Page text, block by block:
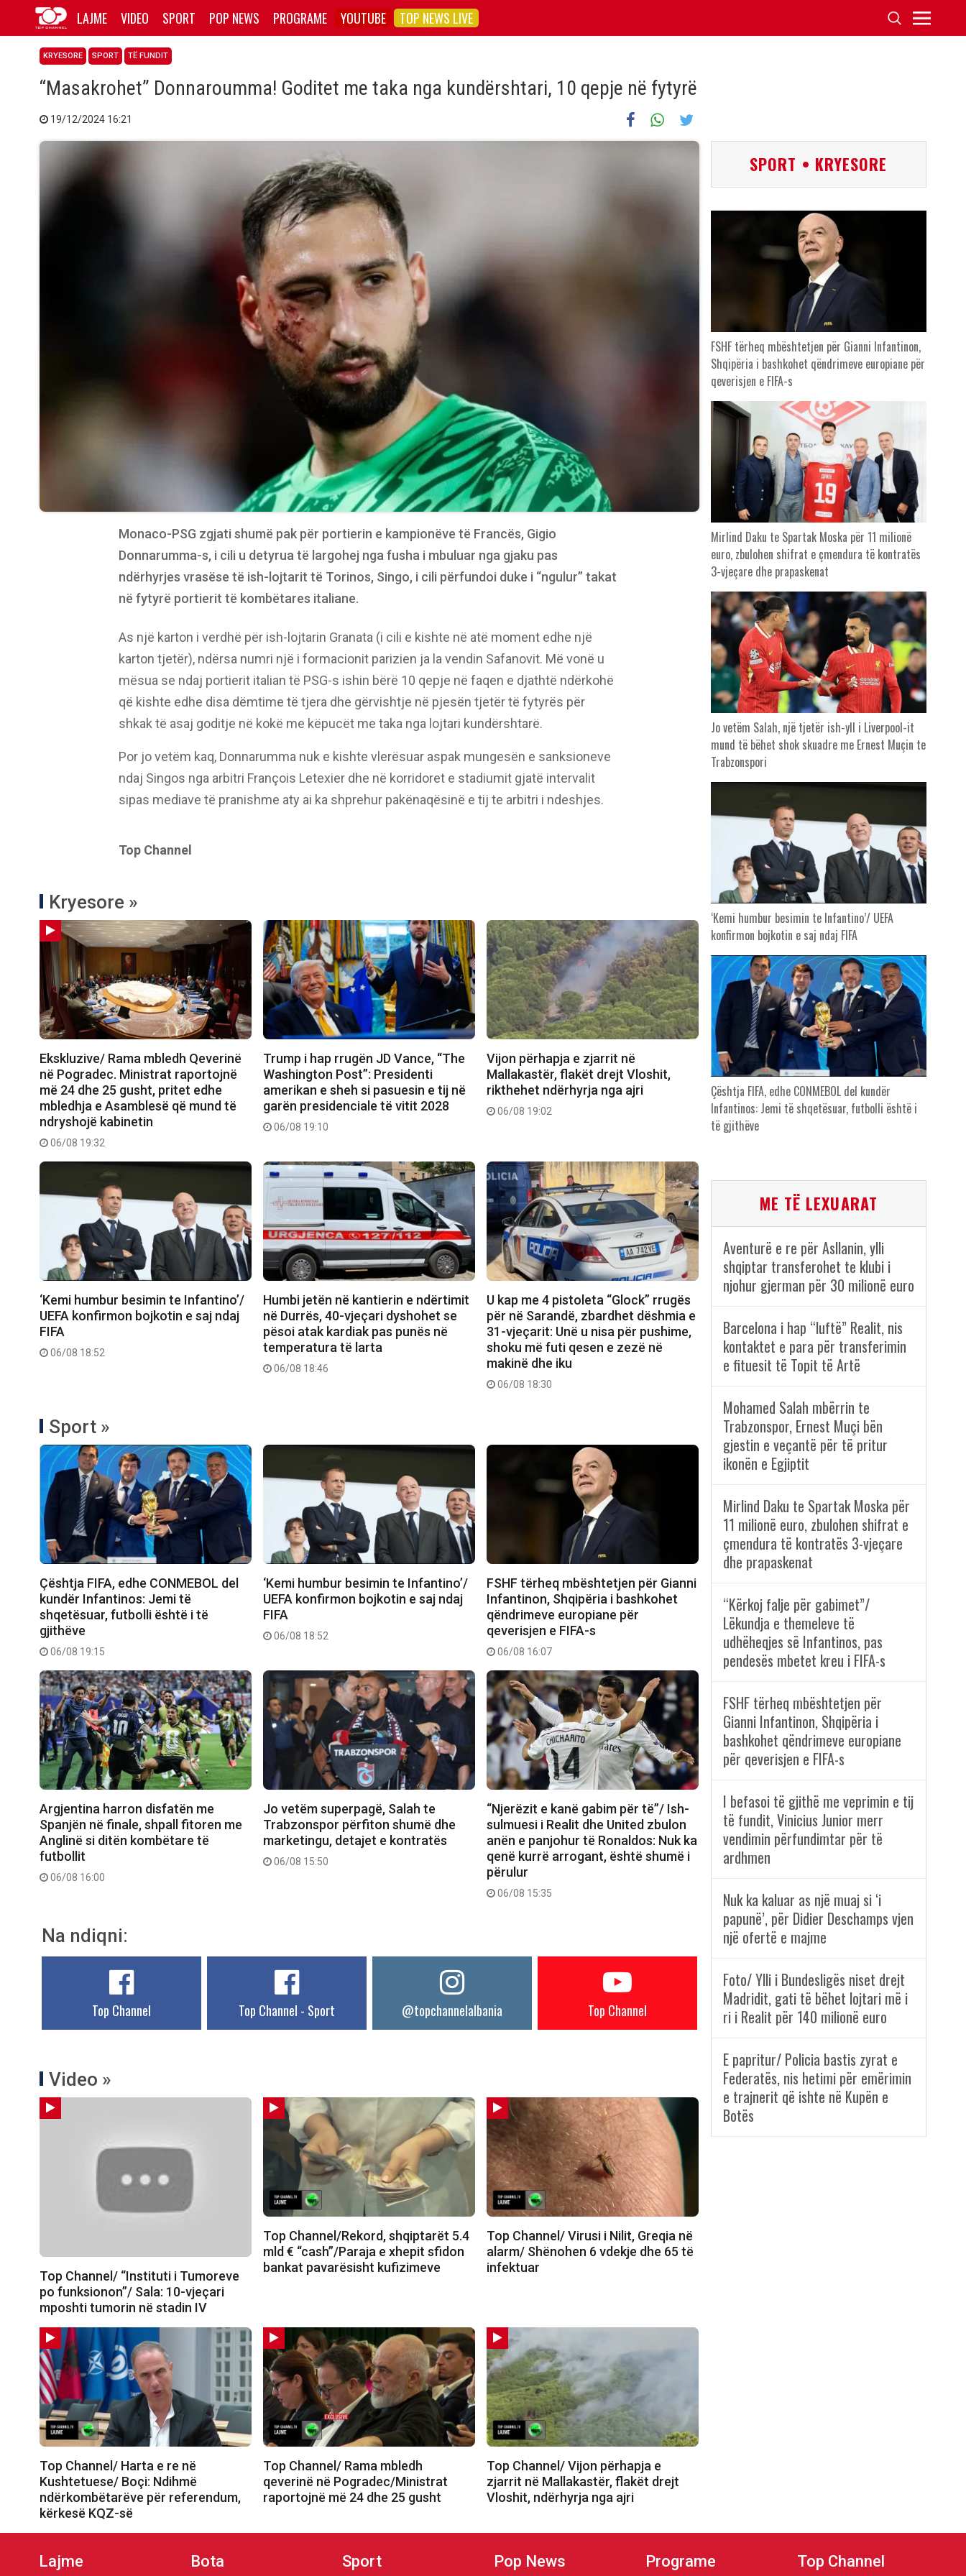
LAJME VIDEO SPORT POP NEWS PROGRAME YOUTUBE TOP NEWS LIVE
KRYESORE SPORT TË FUNDIT
“Masakrohet” Donnaroumma! Goditet me taka nga kundërshtari, 10 qepje në fytyrë
19/12/2024 16:21
Monaco-PSG zgjati shumë pak për portierin e kampionëve të Francës, Gigio
Donnarumma-s, i cili u detyrua të largohej nga fusha i mbuluar nga gjaku pas
ndërhyrjes vrasëse të ish-lojtarit të Torinos, Singo, i cili përfundoi duke i “ngulur” takat
në fytyrë portierit të kombëtares italiane.
As një karton i verdhë për ish-lojtarin Granata (i cili e kishte në atë moment edhe një
karton tjetër), ndërsa numri një i formacionit parizien ja la vendin Safanovit. Më vonë u
mësua se ndaj portierit italian të PSG-s ishin bërë 10 qepje në faqen e djathtë ndërkohë
që kishte edhe disa dëmtime të tjera dhe gërvishtje në pjesën tjetër të fytyrës për
shkak të asaj goditje në kokë me këpucët me taka nga lojtari kundërshtarë.
Por jo vetëm kaq, Donnarumma nuk e kishte vlerësuar aspak mungesën e sanksioneve
ndaj Singos nga arbitri François Letexier dhe në korridoret e stadiumit gjatë intervalit
sipas mediave të pranishme aty ai ka shprehur pakënaqësinë e tij te arbitri i ndeshjes.
Top Channel
Kryesore »
Ekskluzive/ Rama mbledh Qeverinë
në Pogradec. Ministrat raportojnë
më 24 dhe 25 gusht, pritet edhe
mbledhja e Asamblesë që mund të
ndryshojë kabinetin
06/08 19:32
Trump i hap rrugën JD Vance, “The
Washington Post”: Presidenti
amerikan e sheh si pasuesin e tij në
garën presidenciale të vitit 2028
06/08 19:10
Vijon përhapja e zjarrit në
Mallakastër, flakët drejt Vloshit,
rikthehet ndërhyrja nga ajri
06/08 19:02
‘Kemi humbur besimin te Infantino’/
UEFA konfirmon bojkotin e saj ndaj
FIFA
06/08 18:52
Humbi jetën në kantierin e ndërtimit
në Durrës, 40-vjeçari dyshohet se
pësoi atak kardiak pas punës në
temperatura të larta
06/08 18:46
U kap me 4 pistoleta “Glock” rrugës
për në Sarandë, zbardhet dëshmia e
31-vjeçarit: Unë u nisa për pushime,
shoku më futi qesen e zezë në
makinë dhe iku
06/08 18:30
Sport »
Çështja FIFA, edhe CONMEBOL del
kundër Infantinos: Jemi të
shqetësuar, futbolli është i të
gjithëve
06/08 19:15
‘Kemi humbur besimin te Infantino’/
UEFA konfirmon bojkotin e saj ndaj
FIFA
06/08 18:52
FSHF tërheq mbështetjen për Gianni
Infantinon, Shqipëria i bashkohet
qëndrimeve europiane për
qeverisjen e FIFA-s
06/08 16:07
Argjentina harron disfatën me
Spanjën në finale, shpall fitoren me
Anglinë si ditën kombëtare të
futbollit
06/08 16:00
Jo vetëm superpagë, Salah te
Trabzonspor përfiton shumë dhe
marketingu, detajet e kontratës
06/08 15:50
“Njerëzit e kanë gabim për të”/ Ish-
sulmuesi i Realit dhe United zbulon
anën e panjohur të Ronaldos: Nuk ka
qenë kurrë arrogant, është shumë i
përulur
06/08 15:35
Na ndiqni:
Top Channel Top Channel - Sport @topchannelalbania Top Channel
Video »
Top Channel/ “Instituti i Tumoreve
po funksionon”/ Sala: 10-vjeçari
mposhti tumorin në stadin IV
Top Channel/Rekord, shqiptarët 5.4
mld € “cash”/Paraja e xhepit sfidon
bankat pavarësisht kufizimeve
Top Channel/ Virusi i Nilit, Greqia në
alarm/ Shënohen 6 vdekje dhe 65 të
infektuar
Top Channel/ Harta e re në
Kushtetuese/ Boçi: Ndihmë
ndërkombëtarëve për referendum,
kërkesë KQZ-së
Top Channel/ Rama mbledh
qeverinë në Pogradec/Ministrat
raportojnë më 24 dhe 25 gusht
Top Channel/ Vijon përhapja e
zjarrit në Mallakastër, flakët drejt
Vloshit, ndërhyrja nga ajri
SPORT • KRYESORE
FSHF tërheq mbështetjen për Gianni Infantinon,
Shqipëria i bashkohet qëndrimeve europiane për
qeverisjen e FIFA-s
Mirlind Daku te Spartak Moska për 11 milionë
euro, zbulohen shifrat e çmendura të kontratës
3-vjeçare dhe prapaskenat
Jo vetëm Salah, një tjetër ish-yll i Liverpool-it
mund të bëhet shok skuadre me Ernest Muçin te
Trabzonspori
‘Kemi humbur besimin te Infantino’/ UEFA
konfirmon bojkotin e saj ndaj FIFA
Çështja FIFA, edhe CONMEBOL del kundër
Infantinos: Jemi të shqetësuar, futbolli është i
të gjithëve
ME TË LEXUARAT
Aventurë e re për Asllanin, ylli
shqiptar transferohet te klubi i
njohur gjerman për 30 milionë euro
Barcelona i hap “luftë” Realit, nis
kontaktet e para për transferimin
e fituesit të Topit të Artë
Mohamed Salah mbërrin te
Trabzonspor, Ernest Muçi bën
gjestin e veçantë për të pritur
ikonën e Egjiptit
Mirlind Daku te Spartak Moska për
11 milionë euro, zbulohen shifrat e
çmendura të kontratës 3-vjeçare
dhe prapaskenat
“Kërkoj falje për gabimet”/
Lëkundja e themeleve të
udhëheqjes së Infantinos, pas
pendesës mbetet kreu i FIFA-s
FSHF tërheq mbështetjen për
Gianni Infantinon, Shqipëria i
bashkohet qëndrimeve europiane
për qeverisjen e FIFA-s
I befasoi të gjithë me veprimin e tij
të fundit, Vinicius Junior merr
vendimin përfundimtar për të
ardhmen
Nuk ka kaluar as një muaj si ‘i
papunë’, për Didier Deschamps vjen
një ofertë e majme
Foto/ Ylli i Bundesligës niset drejt
Madridit, gati të bëhet lojtari më i
ri i Realit për 140 milionë euro
E papritur/ Policia bastis zyrat e
Federatës, nis hetimi për emërimin
e trajnerit që ishte në Kupën e
Botës
Lajme Bota Sport Pop News Programe Top Channel